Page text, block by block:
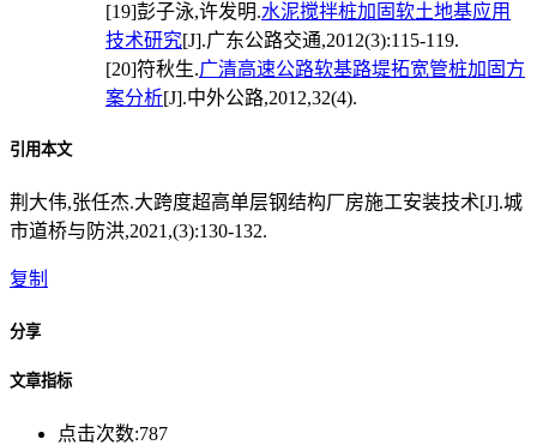
[19]彭子泳,许发明.水泥搅拌桩加固软土地基应用
技术研究[J].广东公路交通,2012(3):115-119.
[20]符秋生.广清高速公路软基路堤拓宽管桩加固方
案分析[J].中外公路,2012,32(4).
引用本文
荆大伟,张任杰.大跨度超高单层钢结构厂房施工安装技术[J].城
市道桥与防洪,2021,(3):130-132.
复制
分享
文章指标
点击次数:787